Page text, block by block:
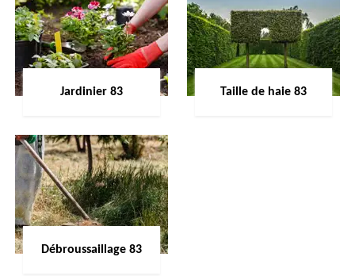
Jardinier 83 Taille de haie 83
Débroussaillage 83